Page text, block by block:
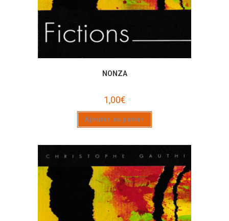
NONZA
1,00€
Ajouter au panier